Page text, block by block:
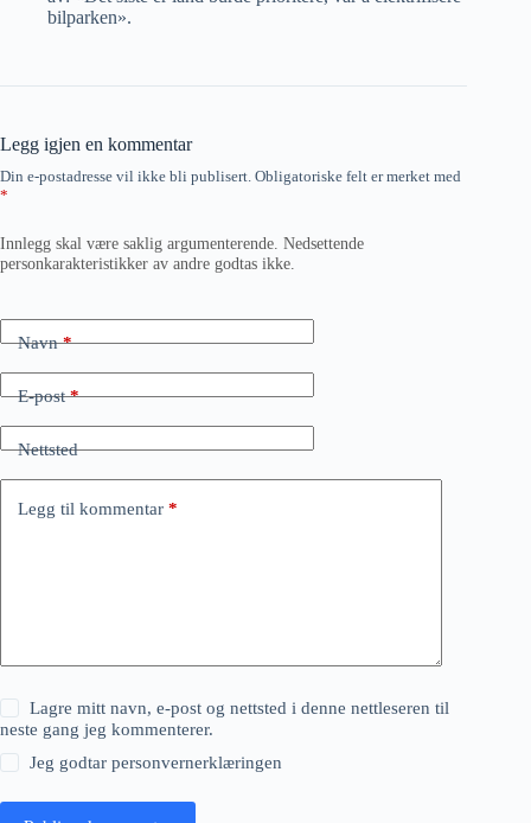
bilparken».
Legg igjen en kommentar
Din e-postadresse vil ikke bli publisert. Obligatoriske felt er merket med
*
Innlegg skal være saklig argumenterende. Nedsettende
personkarakteristikker av andre godtas ikke.
Navn*
E-post*
Nettsted
Legg til kommentar *
Lagre mitt navn, e-post og nettsted i denne nettleseren til
neste gang jeg kommenterer.
Jeg godtarpersonvernerklæringen